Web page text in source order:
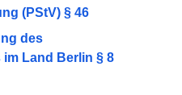
(PStV) § 46
des
Land Berlin § 8